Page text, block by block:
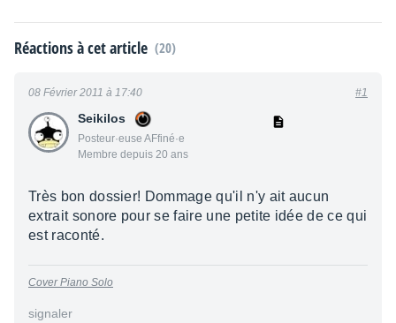
Réactions à cet article (20)
Seikilos
Posteur·euse AFfiné·e
Membre depuis 20 ans
08 Février 2011 à 17:40 #1
Très bon dossier! Dommage qu'il n'y ait aucun
extrait sonore pour se faire une petite idée de ce qui
est raconté.
Cover Piano Solo
signaler